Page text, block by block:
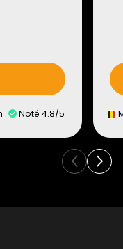
Noté 4.8/5